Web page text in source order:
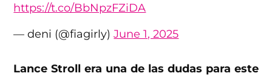
https://t.co/BbNpzFZiDA
— deni (@fiagirly)June 1, 2025
Lance Stroll era una de las dudas para este